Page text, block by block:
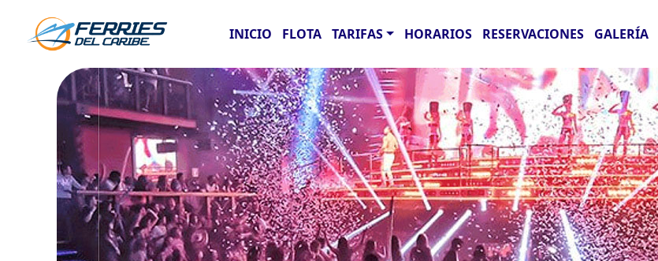
INICIO FLOTA TARIFAS HORARIOS RESERVACIONES GALERÍA